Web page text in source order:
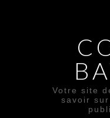
Votre site
savoir